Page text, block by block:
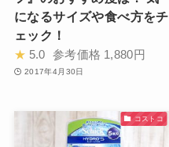
になるサイズや食べ方をチ
ェック！
★ 5.0 参考価格 1,880円
2017年4月30日
コストコ